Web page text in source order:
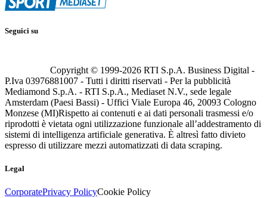
Seguici su
Copyright © 1999-2026 RTI S.p.A. Business Digital -
P.Iva 03976881007 - Tutti i diritti riservati - Per la pubblicità
Mediamond S.p.A. - RTI S.p.A., Mediaset N.V., sede legale
Amsterdam (Paesi Bassi) - Uffici Viale Europa 46, 20093 Cologno
Monzese (MI)Rispetto ai contenuti e ai dati personali trasmessi e/o
riprodotti è vietata ogni utilizzazione funzionale all’addestramento di
sistemi di intelligenza artificiale generativa. È altresì fatto divieto
espresso di utilizzare mezzi automatizzati di data scraping.
Legal
CorporatePrivacy PolicyCookie Policy